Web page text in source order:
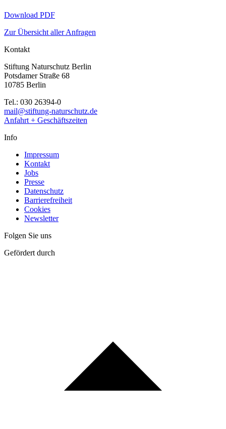
Download PDF
Zur Übersicht aller Anfragen
Kontakt
Stiftung Naturschutz Berlin
Potsdamer Straße 68
10785 Berlin
Tel.: 030 26394-0
mail@stiftung-naturschutz.de
Anfahrt + Geschäftszeiten
Info
Impressum
Kontakt
Jobs
Presse
Datenschutz
Barrierefreiheit
Cookies
Newsletter
Folgen Sie uns
Gefördert durch